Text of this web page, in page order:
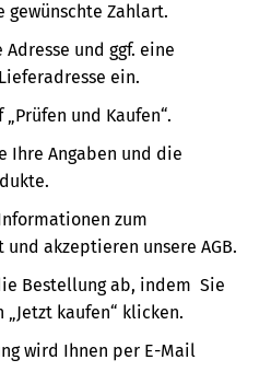
gewünschte Zahlart.
Adresse und ggf. eine
ein.
und Kaufen“.
Ihre Angaben und die
zum
akzeptieren unsere AGB.
Bestellung ab, indem Sie
kaufen“ klicken.
wird Ihnen per E-Mail